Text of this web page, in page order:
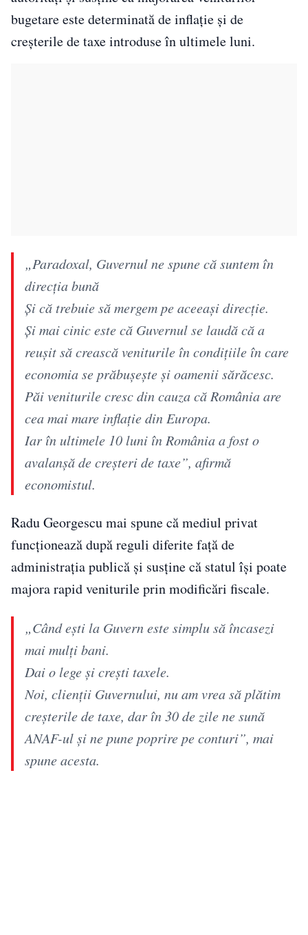
bugetare este determinată de inflație și de
creșterile de taxe introduse în ultimele luni.
„Paradoxal, Guvernul ne spune că suntem în
direcția bună
Și că trebuie să mergem pe aceeași direcție.
Și mai cinic este că Guvernul se laudă că a
reușit să crească veniturile în condițiile în care
economia se prăbușește și oamenii sărăcesc.
Păi veniturile cresc din cauza că România are
cea mai mare inflație din Europa.
Iar în ultimele 10 luni în România a fost o
avalanșă de creșteri de taxe”, afirmă
economistul.
Radu Georgescu mai spune că mediul privat
funcționează după reguli diferite față de
administrația publică și susține că statul își poate
majora rapid veniturile prin modificări fiscale.
„Când ești la Guvern este simplu să încasezi
mai mulți bani.
Dai o lege și crești taxele.
Noi, clienții Guvernului, nu am vrea să plătim
creșterile de taxe, dar în 30 de zile ne sună
ANAF-ul și ne pune poprire pe conturi”, mai
spune acesta.